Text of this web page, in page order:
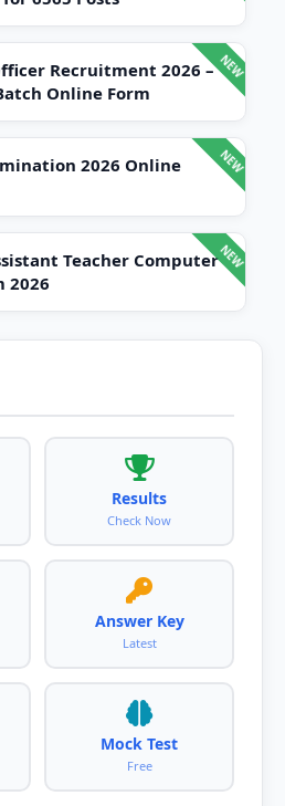
Recruitment 2026 –
Online Form
2026 Online
Teacher Computer
2026
Results
Check Now
Answer Key
Latest
Mock Test
Free